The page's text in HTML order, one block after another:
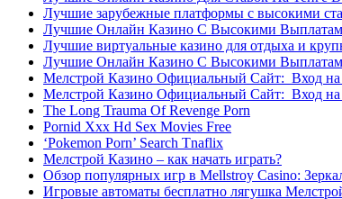
Лучшие зарубежные платформы с высокими
Лучшие Онлайн Казино С Высокими
Лучшие виртуальные казино для отдыха и
Лучшие Онлайн Казино С Высокими
Мелстрой Казино Официальный Сайт: ️ Вход на
Мелстрой Казино Официальный Сайт: ️ Вход на
The Long Trauma Of Revenge Porn
Pornid Xxx Hd Sex Movies Free
‘Pokemon Porn’ Search Tnaflix
Мелстрой Казино – как начать играть?
Обзор популярных игр в Mellstroy Casino:
Игровые автоматы бесплатно лягушка